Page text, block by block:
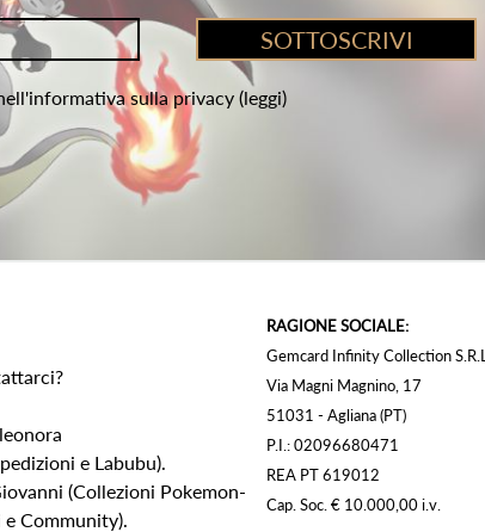
sulla privacy (leggi)
e Labubu).
(Collezioni Pokemon-
Community).
RAGIONE SOCIALE:
Gemcard Infinity Collection S.R.L.
Via Magni Magnino, 17
51031 - Agliana (PT)
P.I.: 02096680471
REA PT 619012
Cap. Soc. € 10.000,00 i.v.